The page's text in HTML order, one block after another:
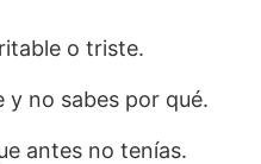
o triste.
y no sabes por qué.
antes no tenías.